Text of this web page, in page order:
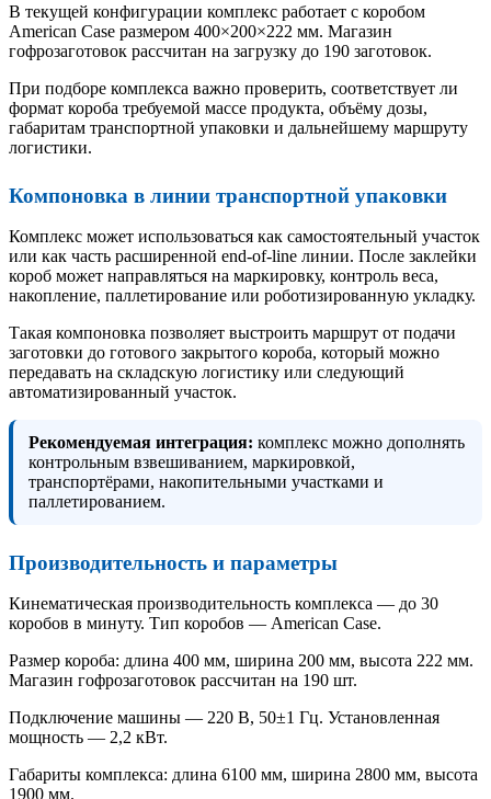
В текущей конфигурации комплекс работает с коробом
American Case размером 400×200×222 мм. Магазин
гофрозаготовок рассчитан на загрузку до 190 заготовок.
При подборе комплекса важно проверить, соответствует ли
формат короба требуемой массе продукта, объёму дозы,
габаритам транспортной упаковки и дальнейшему маршруту
логистики.
Компоновка в линии транспортной упаковки
Комплекс может использоваться как самостоятельный участок
или как часть расширенной end-of-line линии. После заклейки
короб может направляться на маркировку, контроль веса,
накопление, паллетирование или роботизированную укладку.
Такая компоновка позволяет выстроить маршрут от подачи
заготовки до готового закрытого короба, который можно
передавать на складскую логистику или следующий
автоматизированный участок.
Рекомендуемая интеграция: комплекс можно дополнять
контрольным взвешиванием, маркировкой,
транспортёрами, накопительными участками и
паллетированием.
Производительность и параметры
Кинематическая производительность комплекса — до 30
коробов в минуту. Тип коробов — American Case.
Размер короба: длина 400 мм, ширина 200 мм, высота 222 мм.
Магазин гофрозаготовок рассчитан на 190 шт.
Подключение машины — 220 В, 50±1 Гц. Установленная
мощность — 2,2 кВт.
Габариты комплекса: длина 6100 мм, ширина 2800 мм, высота
1900 мм.